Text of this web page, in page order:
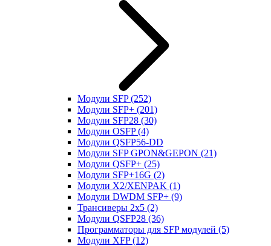
Модули SFP(252)
Модули SFP+ (201)
Модули SFP28 (30)
Модули OSFP(4)
Модули QSFP56-DD
Модули SFP GPON&GEPON (21)
Модули QSFP+ (25)
Модули SFP+16G (2)
Модули X2/XENPAK (1)
Модули DWDM SFP+ (9)
Трансиверы 2x5 (2)
Модули QSFP28 (36)
Программаторы для SFP модулей (5)
Модули XFP(12)